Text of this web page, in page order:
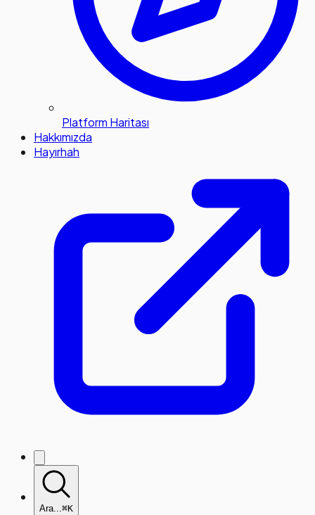
Platform Haritası
Hakkımızda
Hayırhah
Ara...⌘K